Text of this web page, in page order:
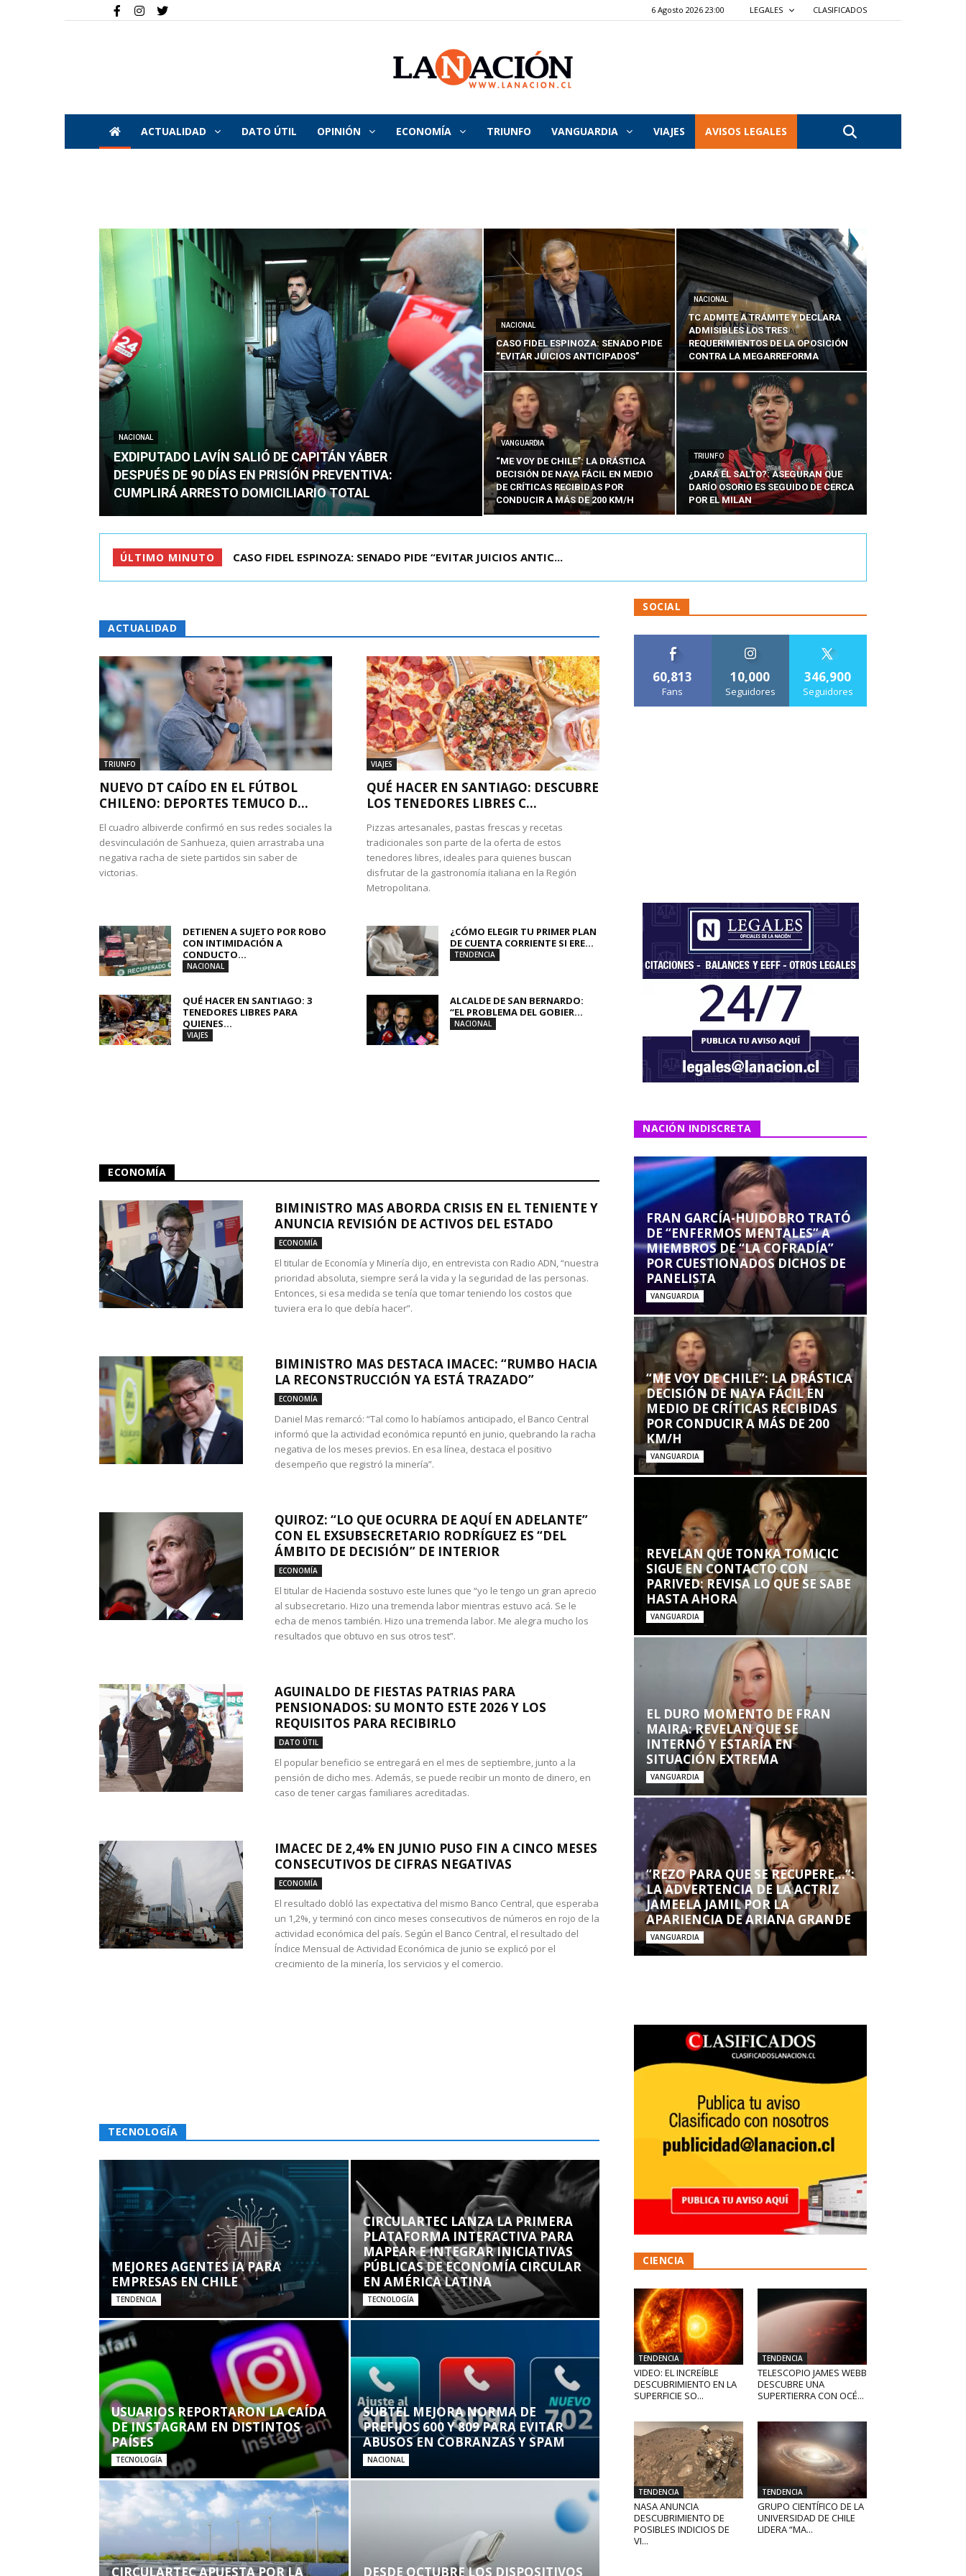
6 Agosto 2026 23:00 LEGALES CLASIFICADOS
La
Nación
ACTUALIDAD DATO ÚTIL OPINIÓN ECONOMÍA TRIUNFO VANGUARDIA VIAJES AVISOS LEGALES
NACIONAL
EXDIPUTADO LAVÍN SALIÓ DE CAPITÁN YÁBER
DESPUÉS DE 90 DÍAS EN PRISIÓN PREVENTIVA:
CUMPLIRÁ ARRESTO DOMICILIARIO TOTAL
NACIONAL
CASO FIDEL ESPINOZA: SENADO PIDE
“EVITAR JUICIOS ANTICIPADOS”
NACIONAL
TC ADMITE A TRÁMITE Y DECLARA
ADMISIBLES LOS TRES
REQUERIMIENTOS DE LA OPOSICIÓN
CONTRA LA MEGARREFORMA
VANGUARDIA
“ME VOY DE CHILE”: LA DRÁSTICA
DECISIÓN DE NAYA FÁCIL EN MEDIO
DE CRÍTICAS RECIBIDAS POR
CONDUCIR A MÁS DE 200 KM/H
TRIUNFO
¿DARÁ EL SALTO?: ASEGURAN QUE
DARÍO OSORIO ES SEGUIDO DE CERCA
POR EL MILAN
ÚLTIMO MINUTO CASO FIDEL ESPINOZA: SENADO PIDE “EVITAR JUICIOS ANTIC...
TC ADMITE A TRÁMITE Y DECLARA ADMISIBLES LOS TRES REQU...
ACTUALIDAD
TRIUNFO
NUEVO DT CAÍDO EN EL FÚTBOL
CHILENO: DEPORTES TEMUCO D...
El cuadro albiverde confirmó en sus redes sociales la
desvinculación de Sanhueza, quien arrastraba una
negativa racha de siete partidos sin saber de
victorias.
VIAJES
QUÉ HACER EN SANTIAGO: DESCUBRE
LOS TENEDORES LIBRES C...
Pizzas artesanales, pastas frescas y recetas
tradicionales son parte de la oferta de estos
tenedores libres, ideales para quienes buscan
disfrutar de la gastronomía italiana en la Región
Metropolitana.
DETIENEN A SUJETO POR ROBO
CON INTIMIDACIÓN A
CONDUCTO...
NACIONAL
¿CÓMO ELEGIR TU PRIMER PLAN
DE CUENTA CORRIENTE SI ERE...
TENDENCIA
QUÉ HACER EN SANTIAGO: 3
TENEDORES LIBRES PARA
QUIENES...
VIAJES
ALCALDE DE SAN BERNARDO:
“EL PROBLEMA DEL GOBIER...
NACIONAL
ECONOMÍA
BIMINISTRO MAS ABORDA CRISIS EN EL TENIENTE Y
ANUNCIA REVISIÓN DE ACTIVOS DEL ESTADO
ECONOMÍA
El titular de Economía y Minería dijo, en entrevista con Radio ADN, “nuestra
prioridad absoluta, siempre será la vida y la seguridad de las personas.
Entonces, si esa medida se tenía que tomar teniendo los costos que
tuviera era lo que debía hacer”.
BIMINISTRO MAS DESTACA IMACEC: “RUMBO HACIA
LA RECONSTRUCCIÓN YA ESTÁ TRAZADO”
ECONOMÍA
Daniel Mas remarcó: “Tal como lo habíamos anticipado, el Banco Central
informó que la actividad económica repuntó en junio, quebrando la racha
negativa de los meses previos. En esa línea, destaca el positivo
desempeño que registró la minería”.
QUIROZ: “LO QUE OCURRA DE AQUÍ EN ADELANTE”
CON EL EXSUBSECRETARIO RODRÍGUEZ ES “DEL
ÁMBITO DE DECISIÓN” DE INTERIOR
ECONOMÍA
El titular de Hacienda sostuvo este lunes que “yo le tengo un gran aprecio
al subsecretario. Hizo una tremenda labor mientras estuvo acá. Se le
echa de menos también. Hizo una tremenda labor. Me alegra mucho los
resultados que obtuvo en sus otros test”.
AGUINALDO DE FIESTAS PATRIAS PARA
PENSIONADOS: SU MONTO ESTE 2026 Y LOS
REQUISITOS PARA RECIBIRLO
DATO ÚTIL
El popular beneficio se entregará en el mes de septiembre, junto a la
pensión de dicho mes. Además, se puede recibir un monto de dinero, en
caso de tener cargas familiares acreditadas.
IMACEC DE 2,4% EN JUNIO PUSO FIN A CINCO MESES
CONSECUTIVOS DE CIFRAS NEGATIVAS
ECONOMÍA
El resultado dobló las expectativa del mismo Banco Central, que esperaba
un 1,2%, y terminó con cinco meses consecutivos de números en rojo de la
actividad económica del país. Según el Banco Central, el resultado del
Índice Mensual de Actividad Económica de junio se explicó por el
crecimiento de la minería, los servicios y el comercio.
TECNOLOGÍA
MEJORES AGENTES IA PARA
EMPRESAS EN CHILE
TENDENCIA
CIRCULARTEC LANZA LA PRIMERA
PLATAFORMA INTERACTIVA PARA
MAPEAR E INTEGRAR INICIATIVAS
PÚBLICAS DE ECONOMÍA CIRCULAR
EN AMÉRICA LATINA
TECNOLOGÍA
USUARIOS REPORTARON LA CAÍDA
DE INSTAGRAM EN DISTINTOS
PAÍSES
TECNOLOGÍA
SUBTEL MEJORA NORMA DE
PREFIJOS 600 Y 809 PARA EVITAR
ABUSOS EN COBRANZAS Y SPAM
NACIONAL
CIRCULARTEC APUESTA POR LA DESDE OCTUBRE LOS DISPOSITIVOS
SOCIAL
60,813
Fans
10,000
Seguidores
346,900
Seguidores
NACIÓN INDISCRETA
FRAN GARCÍA-HUIDOBRO TRATÓ
DE “ENFERMOS MENTALES” A
MIEMBROS DE “LA COFRADÍA”
POR CUESTIONADOS DICHOS DE
PANELISTA
VANGUARDIA
“ME VOY DE CHILE”: LA DRÁSTICA
DECISIÓN DE NAYA FÁCIL EN
MEDIO DE CRÍTICAS RECIBIDAS
POR CONDUCIR A MÁS DE 200
KM/H
VANGUARDIA
REVELAN QUE TONKA TOMICIC
SIGUE EN CONTACTO CON
PARIVED: REVISA LO QUE SE SABE
HASTA AHORA
VANGUARDIA
EL DURO MOMENTO DE FRAN
MAIRA: REVELAN QUE SE
INTERNÓ Y ESTARÍA EN
SITUACIÓN EXTREMA
VANGUARDIA
“REZO PARA QUE SE RECUPERE…”:
LA ADVERTENCIA DE LA ACTRIZ
JAMEELA JAMIL POR LA
APARIENCIA DE ARIANA GRANDE
VANGUARDIA
CIENCIA
TENDENCIA
VIDEO: EL INCREÍBLE
DESCUBRIMIENTO EN LA
SUPERFICIE SO...
TENDENCIA
TELESCOPIO JAMES WEBB
DESCUBRE UNA
SUPERTIERRA CON OCÉ...
TENDENCIA
NASA ANUNCIA
DESCUBRIMIENTO DE
POSIBLES INDICIOS DE
VI...
TENDENCIA
GRUPO CIENTÍFICO DE LA
UNIVERSIDAD DE CHILE
LIDERA “MA...